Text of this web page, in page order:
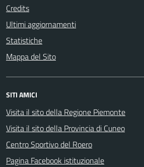
Credits
Ultimi aggiornamenti
Statistiche
Mappa del Sito
SITI AMICI
Visita il sito della Regione Piemonte
Visita il sito della Provincia di Cuneo
Centro Sportivo del Roero
Pagina Facebook istituzionale